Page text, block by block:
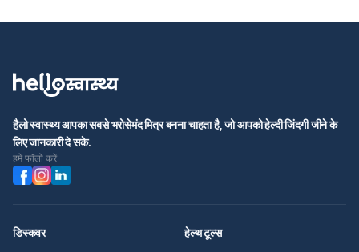
हैलो स्वास्थ्य आपका सबसे भरोसेमंद मित्र बनना चाहता है, जो आपको हेल्दी जिंदगी जीने के
लिए जानकारी दे सके.
हमें फॉलो करें
डिस्कवर हेल्थ टूल्स